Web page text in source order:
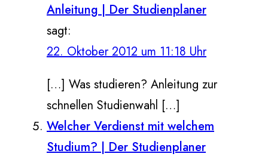
Anleitung | Der Studienplaner
sagt:
22. Oktober 2012 um 11:18 Uhr
[…] Was studieren? Anleitung zur
schnellen Studienwahl […]
Welcher Verdienst mit welchem
Studium? | Der Studienplaner